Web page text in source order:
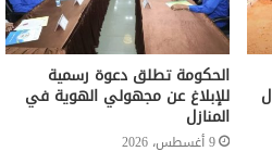
الحكومة تطلق دعوة رسمية
للإبلاغ عن مجهولي الهوية في
المنازل
9 أغسطس، 2026